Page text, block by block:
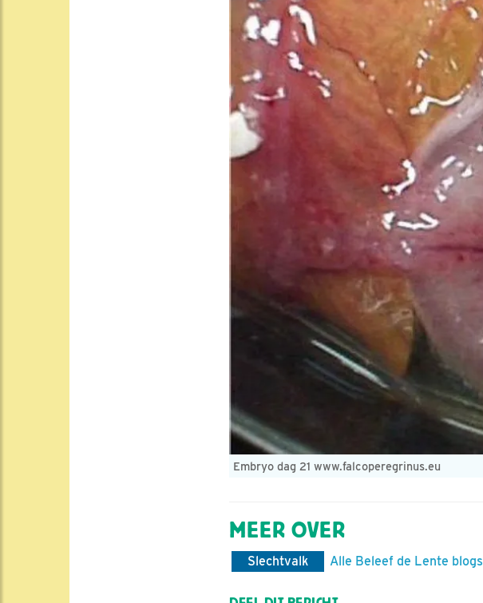
Embryo dag 21 www.falcoperegrinus.eu
MEER OVER
Slechtvalk Alle Beleef de Lente blogs